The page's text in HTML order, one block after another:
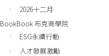
2026十二月
BookBook 布克商學院
ESG永續行動
人才發展激勵